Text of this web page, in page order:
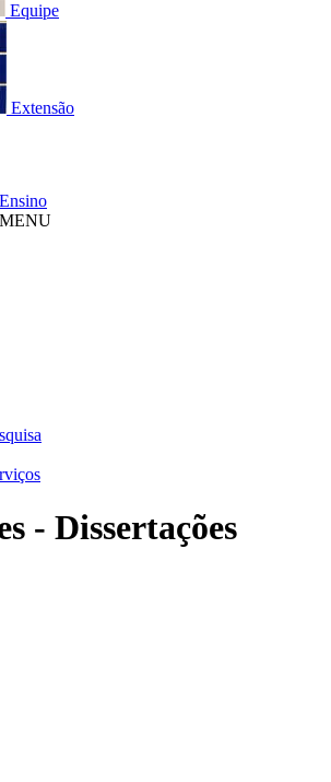
Equipe
Extensão
Ensino
MENU
- Dissertações